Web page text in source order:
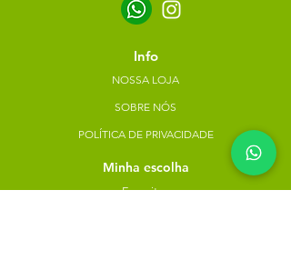
Info
NOSSA LOJA
SOBRE NÓS
POLÍTICA DE PRIVACIDADE
Minha escolha
Favoritos